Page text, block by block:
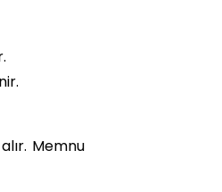
alır. Memnu